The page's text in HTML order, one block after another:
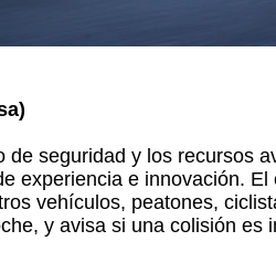
de seguridad y los recursos
experiencia e innovación.
vehículos, peatones,
y avisa si una colisión es